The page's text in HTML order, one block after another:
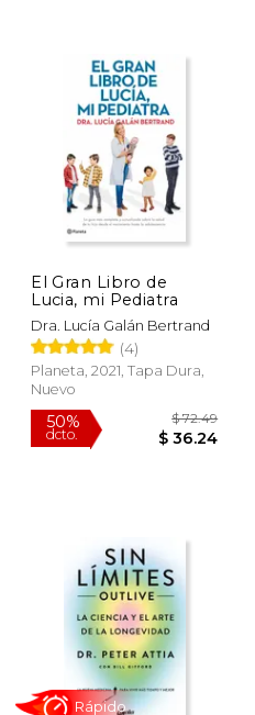
50%
dcto.
32%
dcto.
El Gran Libro de
Lucia, mi Pediatra
Dra. Lucía Galán Bertrand
(4)
Planeta, 2021, Tapa Dura,
Nuevo